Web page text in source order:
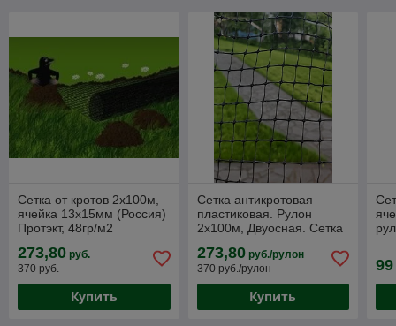
Сетка от кротов 2х100м,
ячейка 13х15мм (Россия)
Протэкт, 48гр/м2
273,80 руб.
370 руб.
Купить
Сетка антикротовая
пластиковая. Рулон
2х100м, Двуосная. Сетка
273,80руб./рулон
370 руб./рулон
Купить
99